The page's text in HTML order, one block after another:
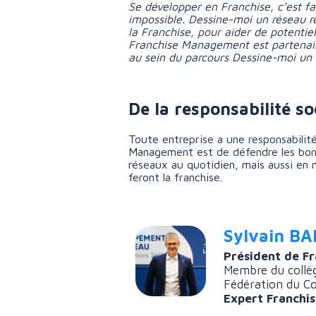
Se développer en Franchise, c’est
impossible. Dessine-moi un réseau
la Franchise, pour aider de
Franchise Management est
au sein du parcours Dessine-moi un
De la responsabilité
Toute entreprise a une
Management est de défendre les
réseaux au quotidien, mais aussi
feront la franchise.
Sylvain
Président de
Membre du
Fédération du
Expert